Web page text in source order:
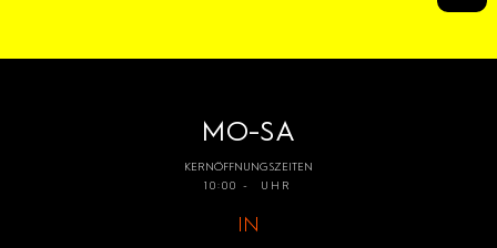
MO-SA
KERNÖFFNUNGSZEITEN
10:00 - UHR
IN